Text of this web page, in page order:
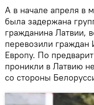
А в начале апреля в
была задержана
гражданина Латвии,
перевозили
Европу. По
проникли в Латвию
со стороны